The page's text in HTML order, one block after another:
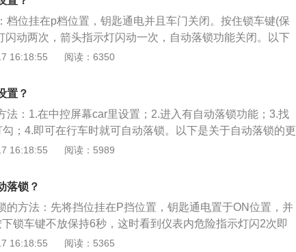
为烤漆和电镀两种。电镀轮毂又分电镀银、水电镀和纯电镀
档位挂在p档位置，钥匙通电并且车门关闭。按住锁车键(保
闪动两次，箭头指示灯闪动一次，自动落锁功能关闭。以下
1、途岳的中控台设计依旧采用大众标志性的T字型，中控板
力方面，途岳搭载了大众的1.4T和2.0T发动机，2.0T版本
匹以及320牛米扭矩，匹配7速DSG双离合变速箱，变速箱换
到任何的顿挫，百公里油耗仅需6L，另外，途岳的2.0T车型
驱系统。
16:18:55 阅读：6350
置？
法：1.在中控屏幕car里设置；2.进入有自动落锁功能；3.找
勾；4.即可在行车时就可自动落锁。以下是关于自动落锁的更
落锁功能目的是防盗，行车后能够很快落锁，防止堵车和
防止汽车在行驶中，未懂事的幼儿乘客将车门扳手打开。2.
度感应自动落锁：是一款电子装置，就是当车速达到电脑设
的锁止按钮会自动按下，防止不甚误开车门。就是车速到了
动落下,设定值一般为厂方设定,多为10-20km/h。
16:18:55 阅读：5989
落锁？
的方法：先将挡位挂在P挡位置，钥匙通电置于ON位置，并
锁车键不放保持6秒，这时看到仪表内危险指示灯闪2次即
成。如果要关闭自动落锁功能，只需重复以上步骤，看到箭
16:18:55 阅读：5365